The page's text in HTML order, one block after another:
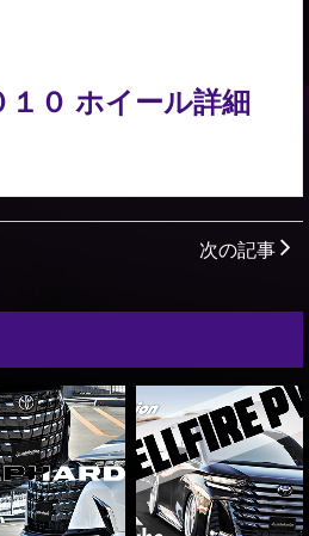
０ ホイール詳細
次の記事